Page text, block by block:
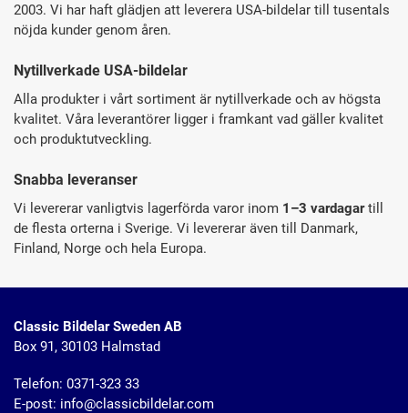
2003. Vi har haft glädjen att leverera USA-bildelar till tusentals
nöjda kunder genom åren.
Nytillverkade USA-bildelar
Alla produkter i vårt sortiment är nytillverkade och av högsta
kvalitet. Våra leverantörer ligger i framkant vad gäller kvalitet
och produktutveckling.
Snabba leveranser
Vi levererar vanligtvis lagerförda varor inom 1–3 vardagartill
de flesta orterna i Sverige. Vi levererar även till Danmark,
Finland, Norge och hela Europa.
Classic Bildelar Sweden AB
Box 91, 30103 Halmstad
Telefon: 0371-323 33
E-post: info@classicbildelar.com